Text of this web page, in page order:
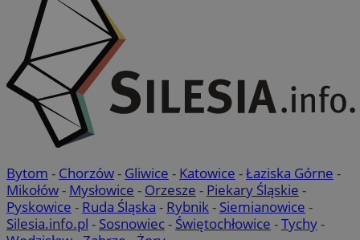
Bytom - Chorzów- Gliwice - Katowice -Łaziska Górne -
Mikołów- Mysłowice - Orzesze - Piekary Śląskie -
Pyskowice - Ruda Śląska - Rybnik- Siemianowice -
Silesia.info.pl - Sosnowiec- Świętochłowice -Tychy-
MvSessID
VISITOR_PRIVACY_METADATA
YouTube
5 miesięcy 4